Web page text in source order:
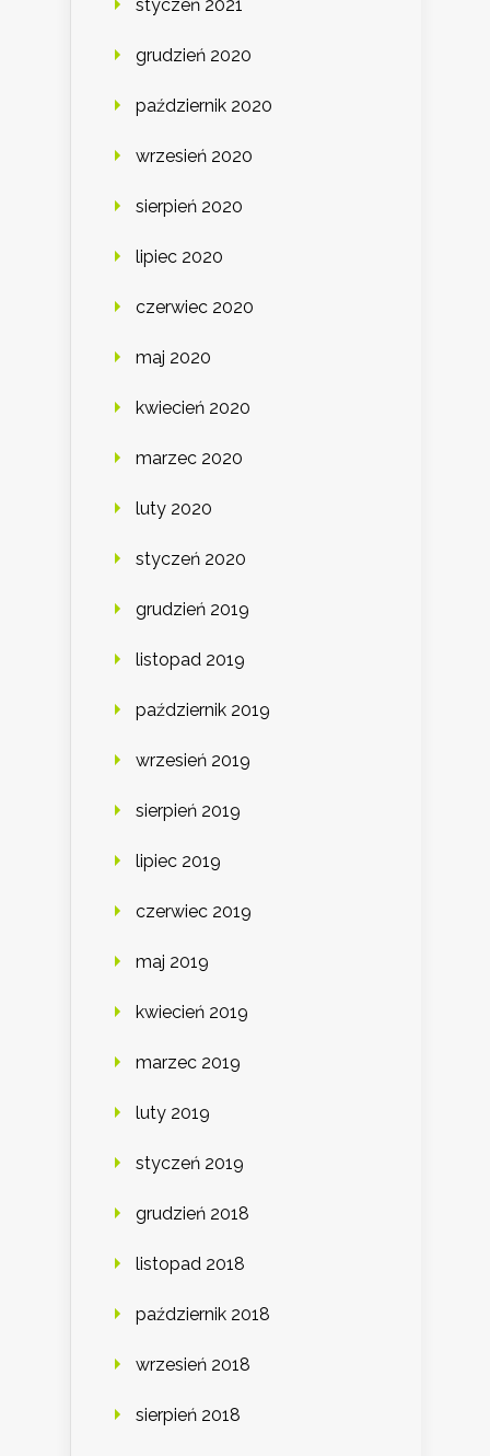
styczeń 2021
grudzień 2020
październik 2020
wrzesień 2020
sierpień 2020
lipiec 2020
czerwiec 2020
maj 2020
kwiecień 2020
marzec 2020
luty 2020
styczeń 2020
grudzień 2019
listopad 2019
październik 2019
wrzesień 2019
sierpień 2019
lipiec 2019
czerwiec 2019
maj 2019
kwiecień 2019
marzec 2019
luty 2019
styczeń 2019
grudzień 2018
listopad 2018
październik 2018
wrzesień 2018
sierpień 2018